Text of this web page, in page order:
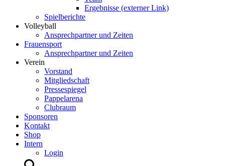
Ergebnisse (externer Link)
Spielberichte
Volleyball
Ansprechpartner und Zeiten
Frauensport
Ansprechpartner und Zeiten
Verein
Vorstand
Mitgliedschaft
Pressespiegel
Pappelarena
Clubraum
Sponsoren
Kontakt
Shop
Intern
Login